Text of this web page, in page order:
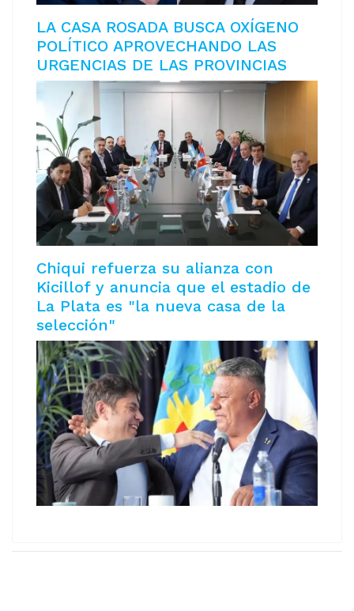
LA CASA ROSADA BUSCA OXÍGENO
POLÍTICO APROVECHANDO LAS
URGENCIAS DE LAS PROVINCIAS
Chiqui refuerza su alianza con
Kicillof y anuncia que el estadio de
La Plata es "la nueva casa de la
selección"